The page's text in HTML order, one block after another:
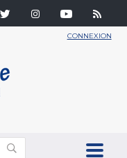
CONNEXION